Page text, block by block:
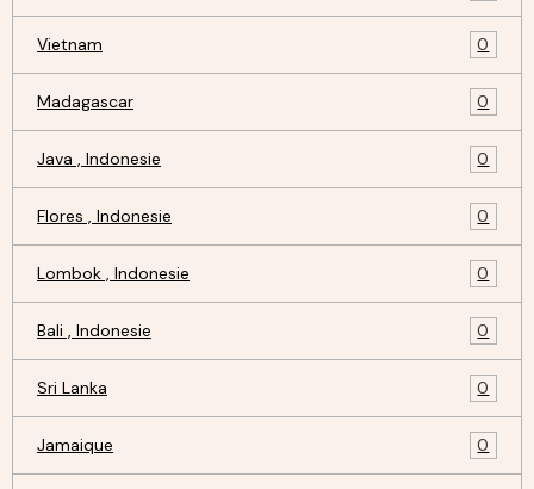
Vietnam 0
Madagascar 0
Java , Indonesie 0
Flores , Indonesie 0
Lombok , Indonesie 0
Bali , Indonesie 0
Sri Lanka 0
Jamaique 0